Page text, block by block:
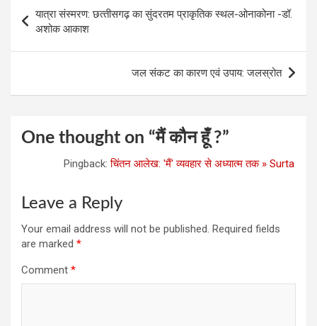
o
k
er p
navigation
यात्रा संस्मरण: छत्‍तीसगढ़ का सुंदरतम प्राकृतिक स्‍थल-ओनाकोना -डॉ.
अशोक आकाश
जल संकट का कारण एवं उपाय: जलस्रोत
One thought on “मैं कौन हूँ ?”
Pingback:चिंतन आलेख: 'मैं' व्‍यवहार से अध्‍यात्‍म तक » Surta
Leave a Reply
Your email address will not be published. Required fields
are marked *
Comment *